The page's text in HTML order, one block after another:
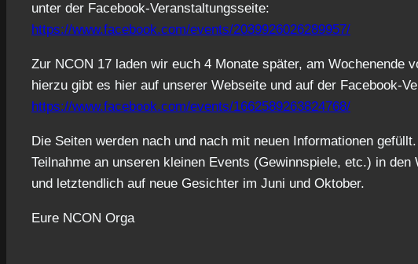
unter der Facebook-Veranstaltungsseite:
https://www.facebook.com/events/2039926026289957/
Zur NCON 17 laden wir euch 4 Monate später, am Wochenende
hierzu gibt es hier auf unserer Webseite und auf der Facebook-
https://www.facebook.com/events/1662589263824768/
Die Seiten werden nach und nach mit neuen Informationen
Teilnahme an unseren kleinen Events (Gewinnspiele, etc.) in den
und letztendlich auf neue Gesichter im Juni und Oktober.
Eure NCON Orga